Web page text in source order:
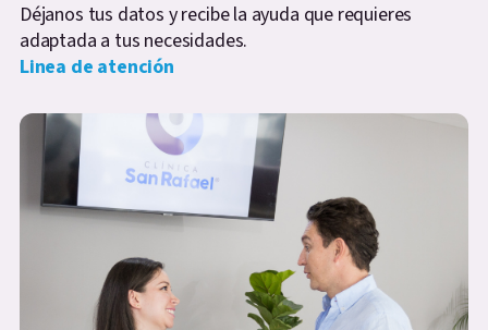
Déjanos tus datos y recibe la ayuda que requieres
adaptada a tus necesidades.
Linea de atención